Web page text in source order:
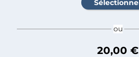
ou
20,00 €